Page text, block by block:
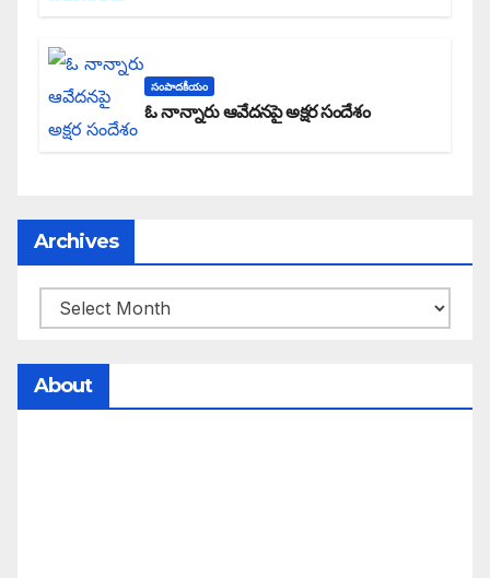
సంపాదకీయం
ఓ నాన్నారు ఆవేదనపై అక్షర సందేశం
Archives
About